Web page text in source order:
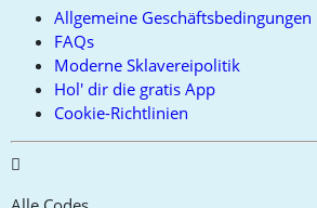
Allgemeine Geschäftsbedingungen
FAQs
Moderne Sklavereipolitik
Hol' dir die gratis App
Cookie-Richtlinien